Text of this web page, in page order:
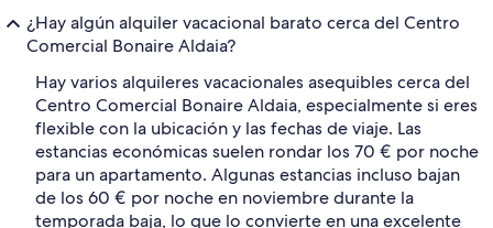
¿Hay algún alquiler vacacional barato cerca del Centro
Comercial Bonaire Aldaia?
Hay varios alquileres vacacionales asequibles cerca del
Centro Comercial Bonaire Aldaia, especialmente si eres
flexible con la ubicación y las fechas de viaje. Las
estancias económicas suelen rondar los 70 € por noche
para un apartamento. Algunas estancias incluso bajan
de los 60 € por noche en noviembre durante la
temporada baja, lo que lo convierte en una excelente